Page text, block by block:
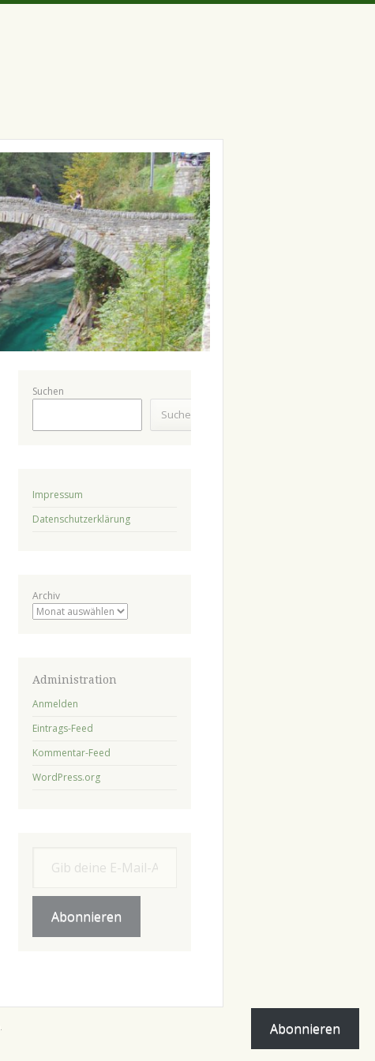
Suchen
Suchen
Impressum
Datenschutzerklärung
Archiv
Administration
Anmelden
Eintrags-Feed
Kommentar-Feed
WordPress.org
Abonnieren
Abonnieren